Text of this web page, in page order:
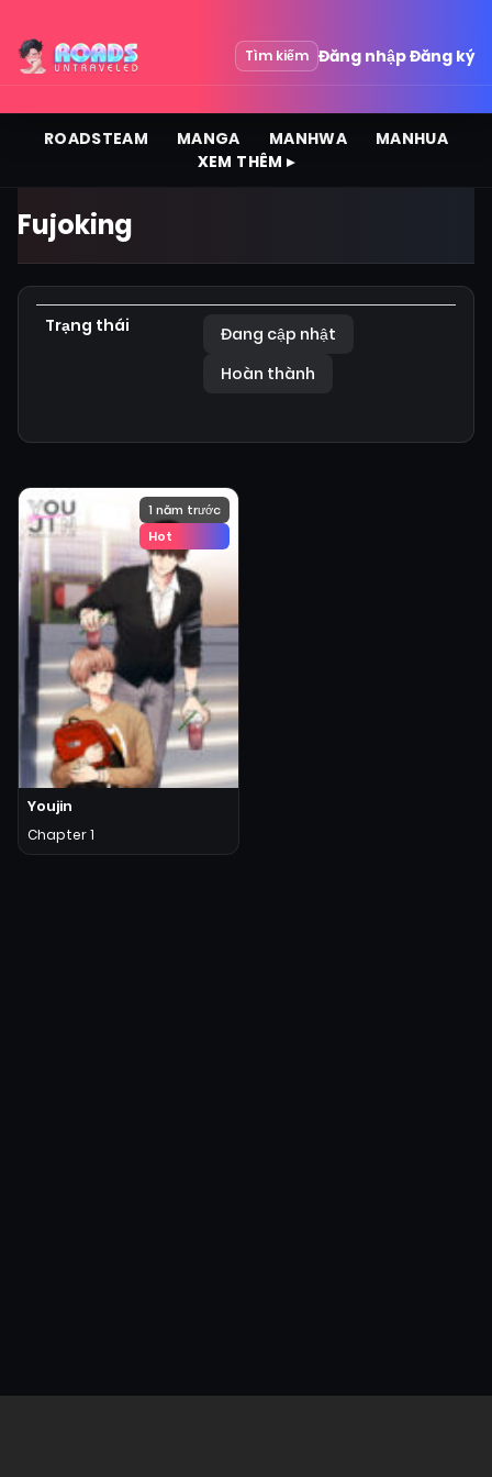
Tìm kiếm Đăng nhậpĐăng ký
ROADSTEAM MANGA MANHWA
MANHUA
XEM THÊM ▸
Fujoking
Trạng thái
Đang cập nhật
Hoàn thành
1 năm trước
Hot
Youjin
Chapter 1